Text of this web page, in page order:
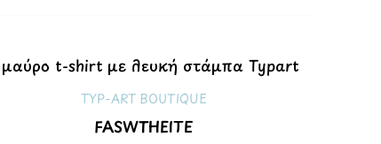
TYP-ART BOUTIQUE
FASWTHEITE